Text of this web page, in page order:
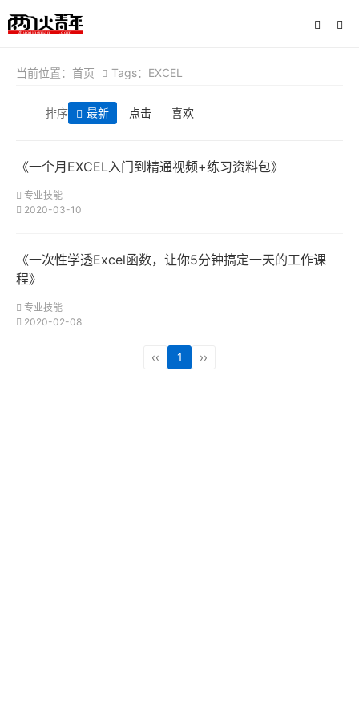
当前位置： 首页 Tags：EXCEL
排序 最新 点击 喜欢
《一个月EXCEL入门到精通视频+练习资料包》
专业技能
2020-03-10
《一次性学透Excel函数，让你5分钟搞定一天的工作课
程》
专业技能
2020-02-08
‹‹ 1 ››